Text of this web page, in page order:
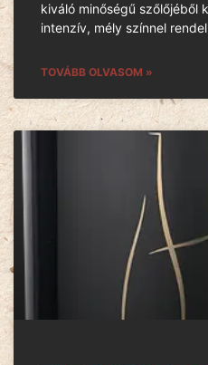
kiváló minőségű szőlőjéből
intenzív, mély színnel
TOVÁBB OLVASOM »